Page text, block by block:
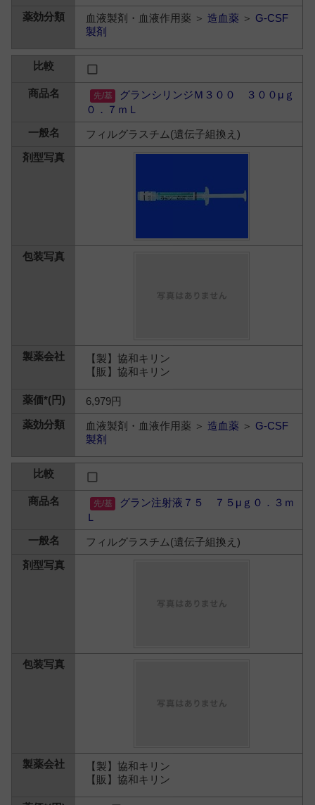
血液製剤・血液作用薬 ＞造血薬 ＞ G-CSF
製剤
グランシリンジＭ３００ ３００μｇ
０．７ｍＬ
フィルグラスチム(遺伝子組換え)
【製】協和キリン
【販】協和キリン
6,979円
血液製剤・血液作用薬 ＞造血薬 ＞ G-CSF
製剤
グラン注射液７５ ７５μｇ０．３ｍ
Ｌ
フィルグラスチム(遺伝子組換え)
【製】協和キリン
【販】協和キリン